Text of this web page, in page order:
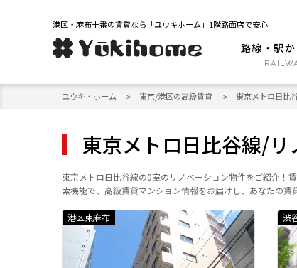
港区・麻布十番の賃貸なら「ユウキホーム」1階路面店で安心
路線・駅
ユウキ・ホーム 東京/港区の高級賃貸 東京メトロ日比
東京メトロ日比谷線/
東京メトロ日比谷線の0室のリノベーション物件をご紹介！
索機能で、高級賃貸マンション情報をお届けし、あなたの賃
港区東麻布 渋